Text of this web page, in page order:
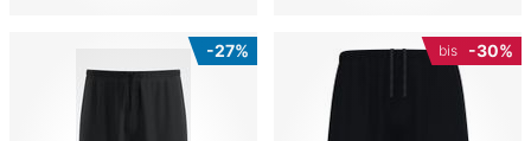
-27% bis -30%